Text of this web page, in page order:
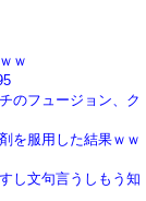
ｗ
のフュージョン、ク
を服用した結果ｗｗ
し文句言うしもう知